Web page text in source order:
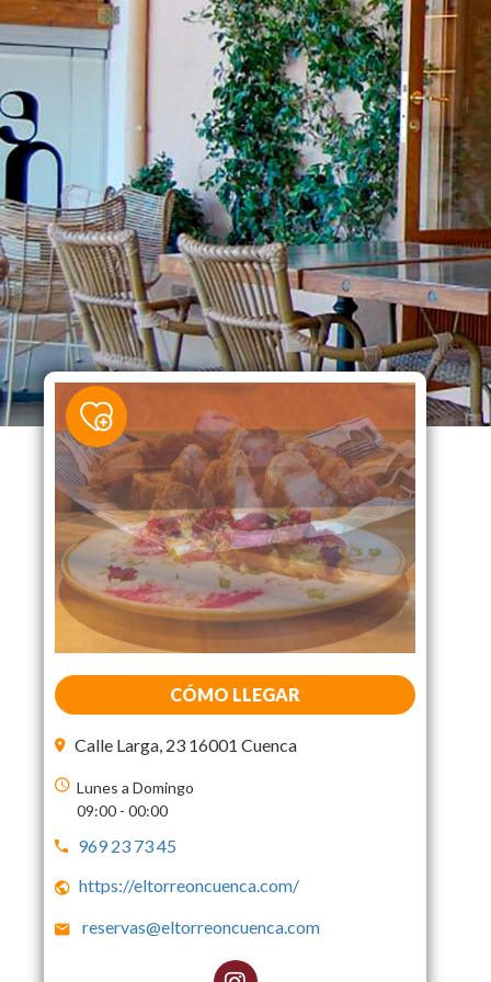
CÓMO LLEGAR
Calle Larga, 23 16001 Cuenca
Lunes a Domingo
09:00 - 00:00
969 23 73 45
https://eltorreoncuenca.com/
reservas@eltorreoncuenca.com